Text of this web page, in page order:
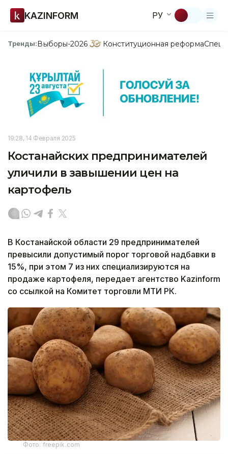
KAZINFORM РУ
Тренды:Выборы-2026 Конституционная реформа
19:28, 14 Февраля 2025
Костанайских предпринимателей
уличили в завышении цен на
картофель
В Костанайской области 29 предпринимателей
превысили допустимый порог торговой надбавки в
15%, при этом 7 из них специализируются на
продаже картофеля, передает агентство Kazinform
со ссылкой на Комитет торговли МТИ РК.
Фото: freepik.com